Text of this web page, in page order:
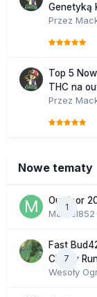
Genetyką
Przez
Top 5
THC na
Przez
Nowe tematy
1
Outdoor
Marcel852
7
Fast
Cherry
Wesoły